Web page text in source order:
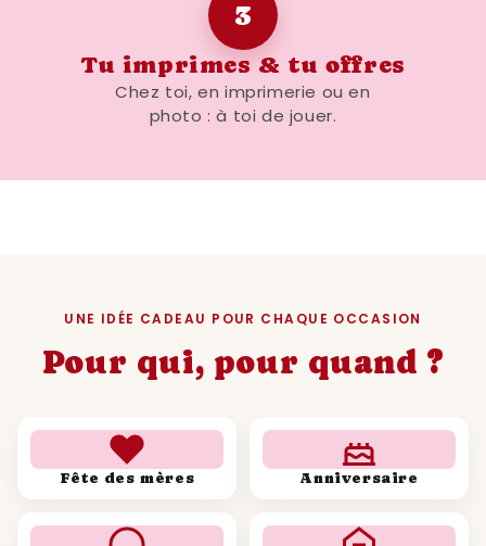
flexibilité d'utilisation, elle s'adapte à toutes
vos envies et besoins. N'attendez plus,
procurez-vous cette affiche unique et faites
revivre les souvenirs de 2012 à travers une
3
Tu imprimes & tu offres
Chez toi, en imprimerie ou en
photo : à toi de jouer.
UNE IDÉE CADEAU POUR CHAQUE OCCASION
Pour qui, pour quand ?
Fête des mères Anniversaire